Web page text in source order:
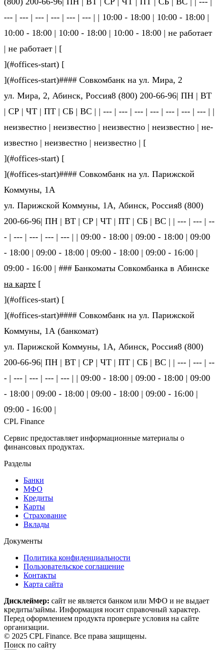
--- | --- | --- | --- | --- | --- | | 10:00 - 18:00 | 10:00 - 18:00 |
10:00 - 18:00 | 10:00 - 18:00 | 10:00 - 18:00 | не ра­бо­та­ет
| не ра­бо­та­ет | [
](#offices-start) [
](#offices-start)#### Совкомбанк на ул. Мира, 2
ул. Мира, 2, Абинск, Россия8 (800) 200-66-96| ПН | ВТ
| СР | ЧТ | ПТ | СБ | ВС | | --- | --- | --- | --- | --- | --- | --- | |
не­из­вест­но | не­из­вест­но | не­из­вест­но | не­из­вест­но | не­
из­вест­но | не­из­вест­но | не­из­вест­но | [
](#offices-start) [
](#offices-start)#### Совкомбанк на ул. Парижской
Коммуны, 1А
ул. Парижской Коммуны, 1А, Абинск, Россия8 (800)
200-66-96| ПН | ВТ | СР | ЧТ | ПТ | СБ | ВС | | --- | --- | --
- | --- | --- | --- | --- | | 09:00 - 18:00 | 09:00 - 18:00 | 09:00
- 18:00 | 09:00 - 18:00 | 09:00 - 18:00 | 09:00 - 16:00 |
09:00 - 16:00 | ### Банкоматы Совкомбанка в Абинске
на карте [
](#offices-start) [
](#offices-start)#### Совкомбанк на ул. Парижской
Коммуны, 1А (банкомат)
ул. Парижской Коммуны, 1А, Абинск, Россия8 (800)
200-66-96| ПН | ВТ | СР | ЧТ | ПТ | СБ | ВС | | --- | --- | --
- | --- | --- | --- | --- | | 09:00 - 18:00 | 09:00 - 18:00 | 09:00
- 18:00 | 09:00 - 18:00 | 09:00 - 18:00 | 09:00 - 16:00 |
09:00 - 16:00 |
CPL Finance
Сервис предоставляет информационные материалы о
финансовых продуктах.
Разделы
Банки
МФО
Кредиты
Карты
Страхование
Вклады
Документы
Политика конфиденциальности
Пользовательское соглашение
Контакты
Карта сайта
Дисклеймер: сайт не является банком или МФО и не выдает
кредиты/займы. Информация носит справочный характер.
Перед оформлением продукта проверьте условия на сайте
организации.
© 2025 CPL Finance. Все права защищены.
Поиск по сайту